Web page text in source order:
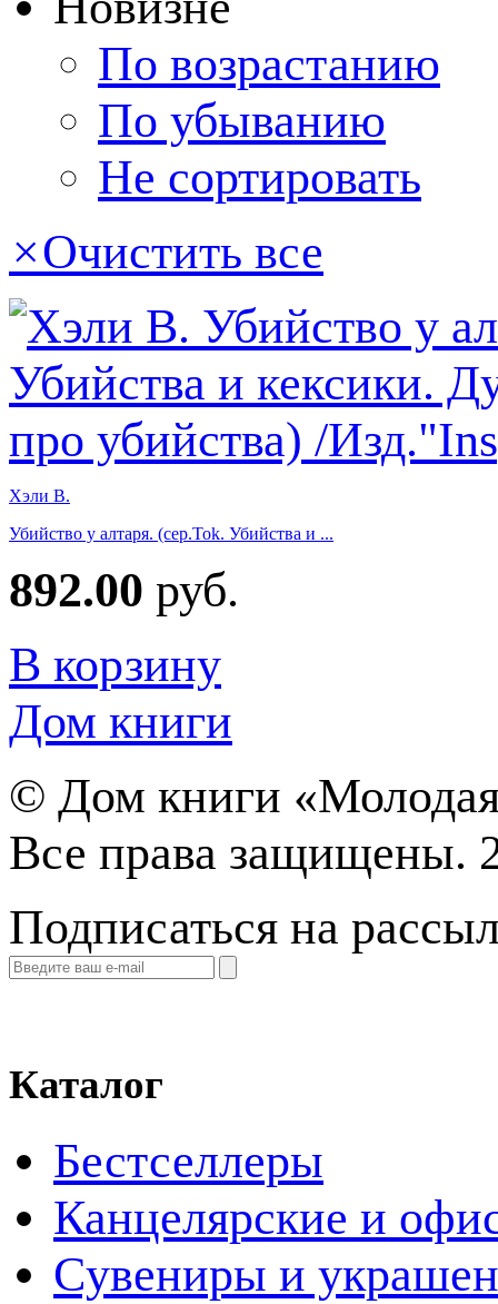
По возрастанию
По убыванию
Не сортировать
×Очистить все
Хэли В.
Убийство у алтаря. (сер.Tok. Убийства и ...
892.00 руб.
В корзину
Дом книги
© Дом книги
Все права защищены.
Подписаться на
Каталог
Бестселлеры
Канцелярские и
Cувениры и